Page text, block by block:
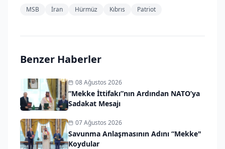
MSB İran Hürmüz Kıbrıs Patriot
Benzer Haberler
08 Ağustos 2026
“Mekke İttifakı”nın Ardından NATO’ya
Sadakat Mesajı
07 Ağustos 2026
Savunma Anlaşmasının Adını “Mekke"
Koydular